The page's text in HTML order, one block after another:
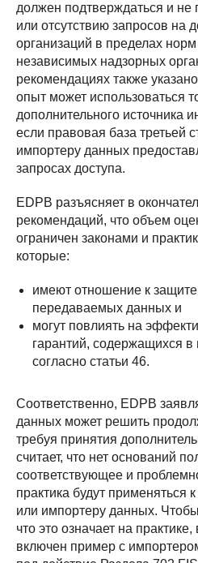
должен подтверждаться и не
или отсутствию запросов на
организаций в пределах
независимых надзорных
рекомендациях также
опыт может использоваться
дополнительного источника
если правовая база третьей
импортеру данных
запросах доступа.
EDPB разъясняет в
рекомендаций, что объем
ограничен законами и
которые:
имеют отношение к защите
передаваемых данных и
могут повлиять на
гарантий, содержащихся в
согласно статьи 46.
Соответственно, EDPB
данных может решить
требуя принятия
считает, что нет оснований
соответствующее и
практика будут
или импортеру данных.
что это означает на
включен пример с